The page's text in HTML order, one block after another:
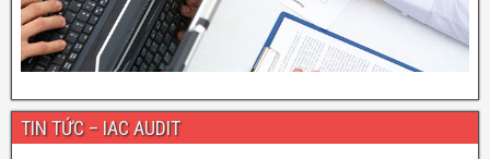
TIN TỨC – IAC AUDIT